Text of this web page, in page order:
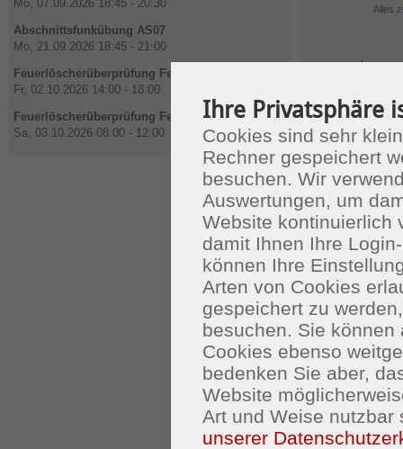
Mo, 07.09.2026 18:45 - 20:30
Abschnittsfunkübung AS07
Mo, 21.09.2026 18:45 - 21:00
Feuerlöscherüberprüfung Feuerwehrhaus
Fr, 02.10.2026 14:00 - 18:00
Feuerlöscherüberprüfung Feuerwehrhaus
Sa, 03.10.2026 08:00 - 12:00
Alles
Ihre Privatsphäre
Cookies sind sehr
Rechner gespeichert
besuchen. Wir
Auswertungen, um
Website kontinuierlich
damit Ihnen Ihre
können Ihre
Arten von Cookies
gespeichert zu
besuchen. Sie
Cookies ebenso
bedenken Sie aber,
Website
Art und Weise nutzbar
unserer